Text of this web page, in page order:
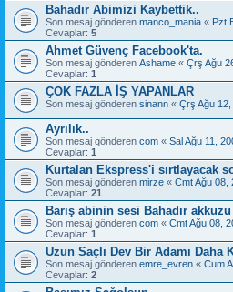
Bahadır Abimizi Kaybettik..
Son mesaj gönderen manco_mania « Pzt
Cevaplar: 5
Ahmet Güvenç Facebook'ta.
Son mesaj gönderen Ashame « Çrş Ağu
Cevaplar: 1
ÇOK FAZLA İŞ YAPANLAR
Son mesaj gönderen sinann « Çrş Ağu
Ayrılık..
Son mesaj gönderen com « Sal Ağu 11,
Cevaplar: 1
Kurtalan Ekspress'i sırtlayacak
Son mesaj gönderen mirze « Cmt Ağu 08,
Cevaplar: 21
Barış abinin sesi Bahadır akkuzu
Son mesaj gönderen com « Cmt Ağu 08,
Cevaplar: 1
Uzun Saçlı Dev Bir Adamı Daha
Son mesaj gönderen emre_evren « Cum
Cevaplar: 2